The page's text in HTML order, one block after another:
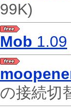
99K)
Mob 1.09
の接続切